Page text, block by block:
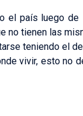
el país luego de
no tienen las
teniendo el
vivir, esto no